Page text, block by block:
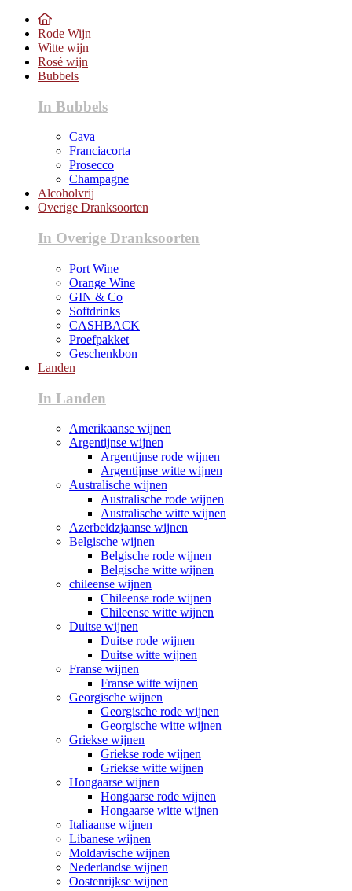
Rode Wijn
Witte wijn
Rosé wijn
Bubbels
In Bubbels
Cava
Franciacorta
Prosecco
Champagne
Alcoholvrij
Overige Dranksoorten
In Overige Dranksoorten
Port Wine
Orange Wine
GIN & Co
Softdrinks
CASHBACK
Proefpakket
Geschenkbon
Landen
In Landen
Amerikaanse wijnen
Argentijnse wijnen
Argentijnse rode wijnen
Argentijnse witte wijnen
Australische wijnen
Australische rode wijnen
Australische witte wijnen
Azerbeidzjaanse wijnen
Belgische wijnen
Belgische rode wijnen
Belgische witte wijnen
chileense wijnen
Chileense rode wijnen
Chileense witte wijnen
Duitse wijnen
Duitse rode wijnen
Duitse witte wijnen
Franse wijnen
Franse witte wijnen
Georgische wijnen
Georgische rode wijnen
Georgische witte wijnen
Griekse wijnen
Griekse rode wijnen
Griekse witte wijnen
Hongaarse wijnen
Hongaarse rode wijnen
Hongaarse witte wijnen
Italiaanse wijnen
Libanese wijnen
Moldavische wijnen
Nederlandse wijnen
Oostenrijkse wijnen